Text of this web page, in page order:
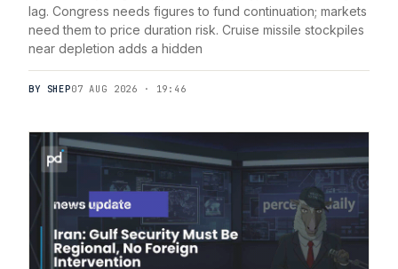
lag. Congress needs figures to fund continuation; markets
need them to price duration risk. Cruise missile stockpiles
near depletion adds a hidden
BY SHEP07 AUG 2026 · 19:46